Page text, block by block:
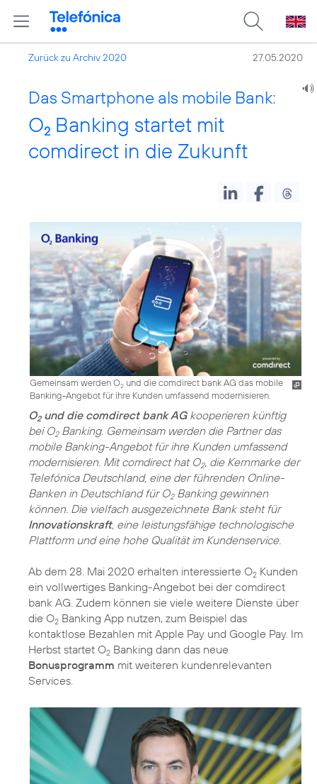
Zurück zu Archiv 2020 27.05.2020
Das Smartphone als mobile Bank:
O2 Banking startet mit
comdirect in die Zukunft
Gemeinsam werden O2 und die comdirect bank AG das mobile
Banking-Angebot für ihre Kunden umfassend modernisieren.
O2und die comdirect bank AGkooperieren künftig
bei O2Banking. Gemeinsam werden die Partner das
mobile Banking-Angebot für ihre Kunden umfassend
modernisieren. Mit comdirect hat O2, die Kernmarke der
Telefónica Deutschland, eine der führenden Online-
Banken in Deutschland für O2Banking gewinnen
können. Die vielfach ausgezeichnete Bank steht für
Innovationskraft, eine leistungsfähige technologische
Plattform und eine hohe Qualität im Kundenservice.
Ab dem 28. Mai 2020 erhalten interessierte O2 Kunden
ein vollwertiges Banking-Angebot bei der comdirect
bank AG. Zudem können sie viele weitere Dienste über
die O2 Banking App nutzen, zum Beispiel das
kontaktlose Bezahlen mit Apple Pay und Google Pay. Im
Herbst startet O2 Banking dann das neue
Bonusprogramm mit weiteren kundenrelevanten
Services.